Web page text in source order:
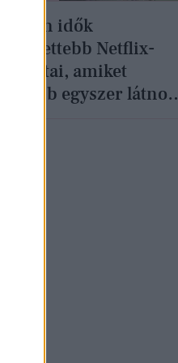
Minden idők
legnézettebb Netflix-
sorozatai, amiket
legalább egyszer látnod